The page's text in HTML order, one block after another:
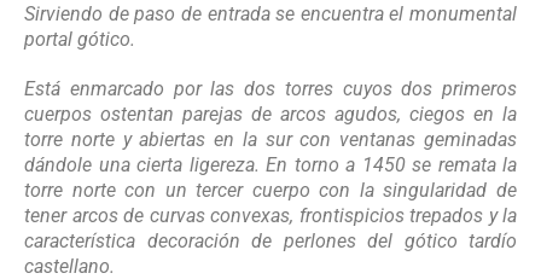
Sirviendo de paso de entrada se encuentra el monumental
portal gótico.
Está enmarcado por las dos torres cuyos dos primeros
cuerpos ostentan parejas de arcos agudos, ciegos en la
torre norte y abiertas en la sur con ventanas geminadas
dándole una cierta ligereza. En torno a 1450 se remata la
torre norte con un tercer cuerpo con la singularidad de
tener arcos de curvas convexas, frontispicios trepados y la
característica decoración de perlones del gótico tardío
castellano.